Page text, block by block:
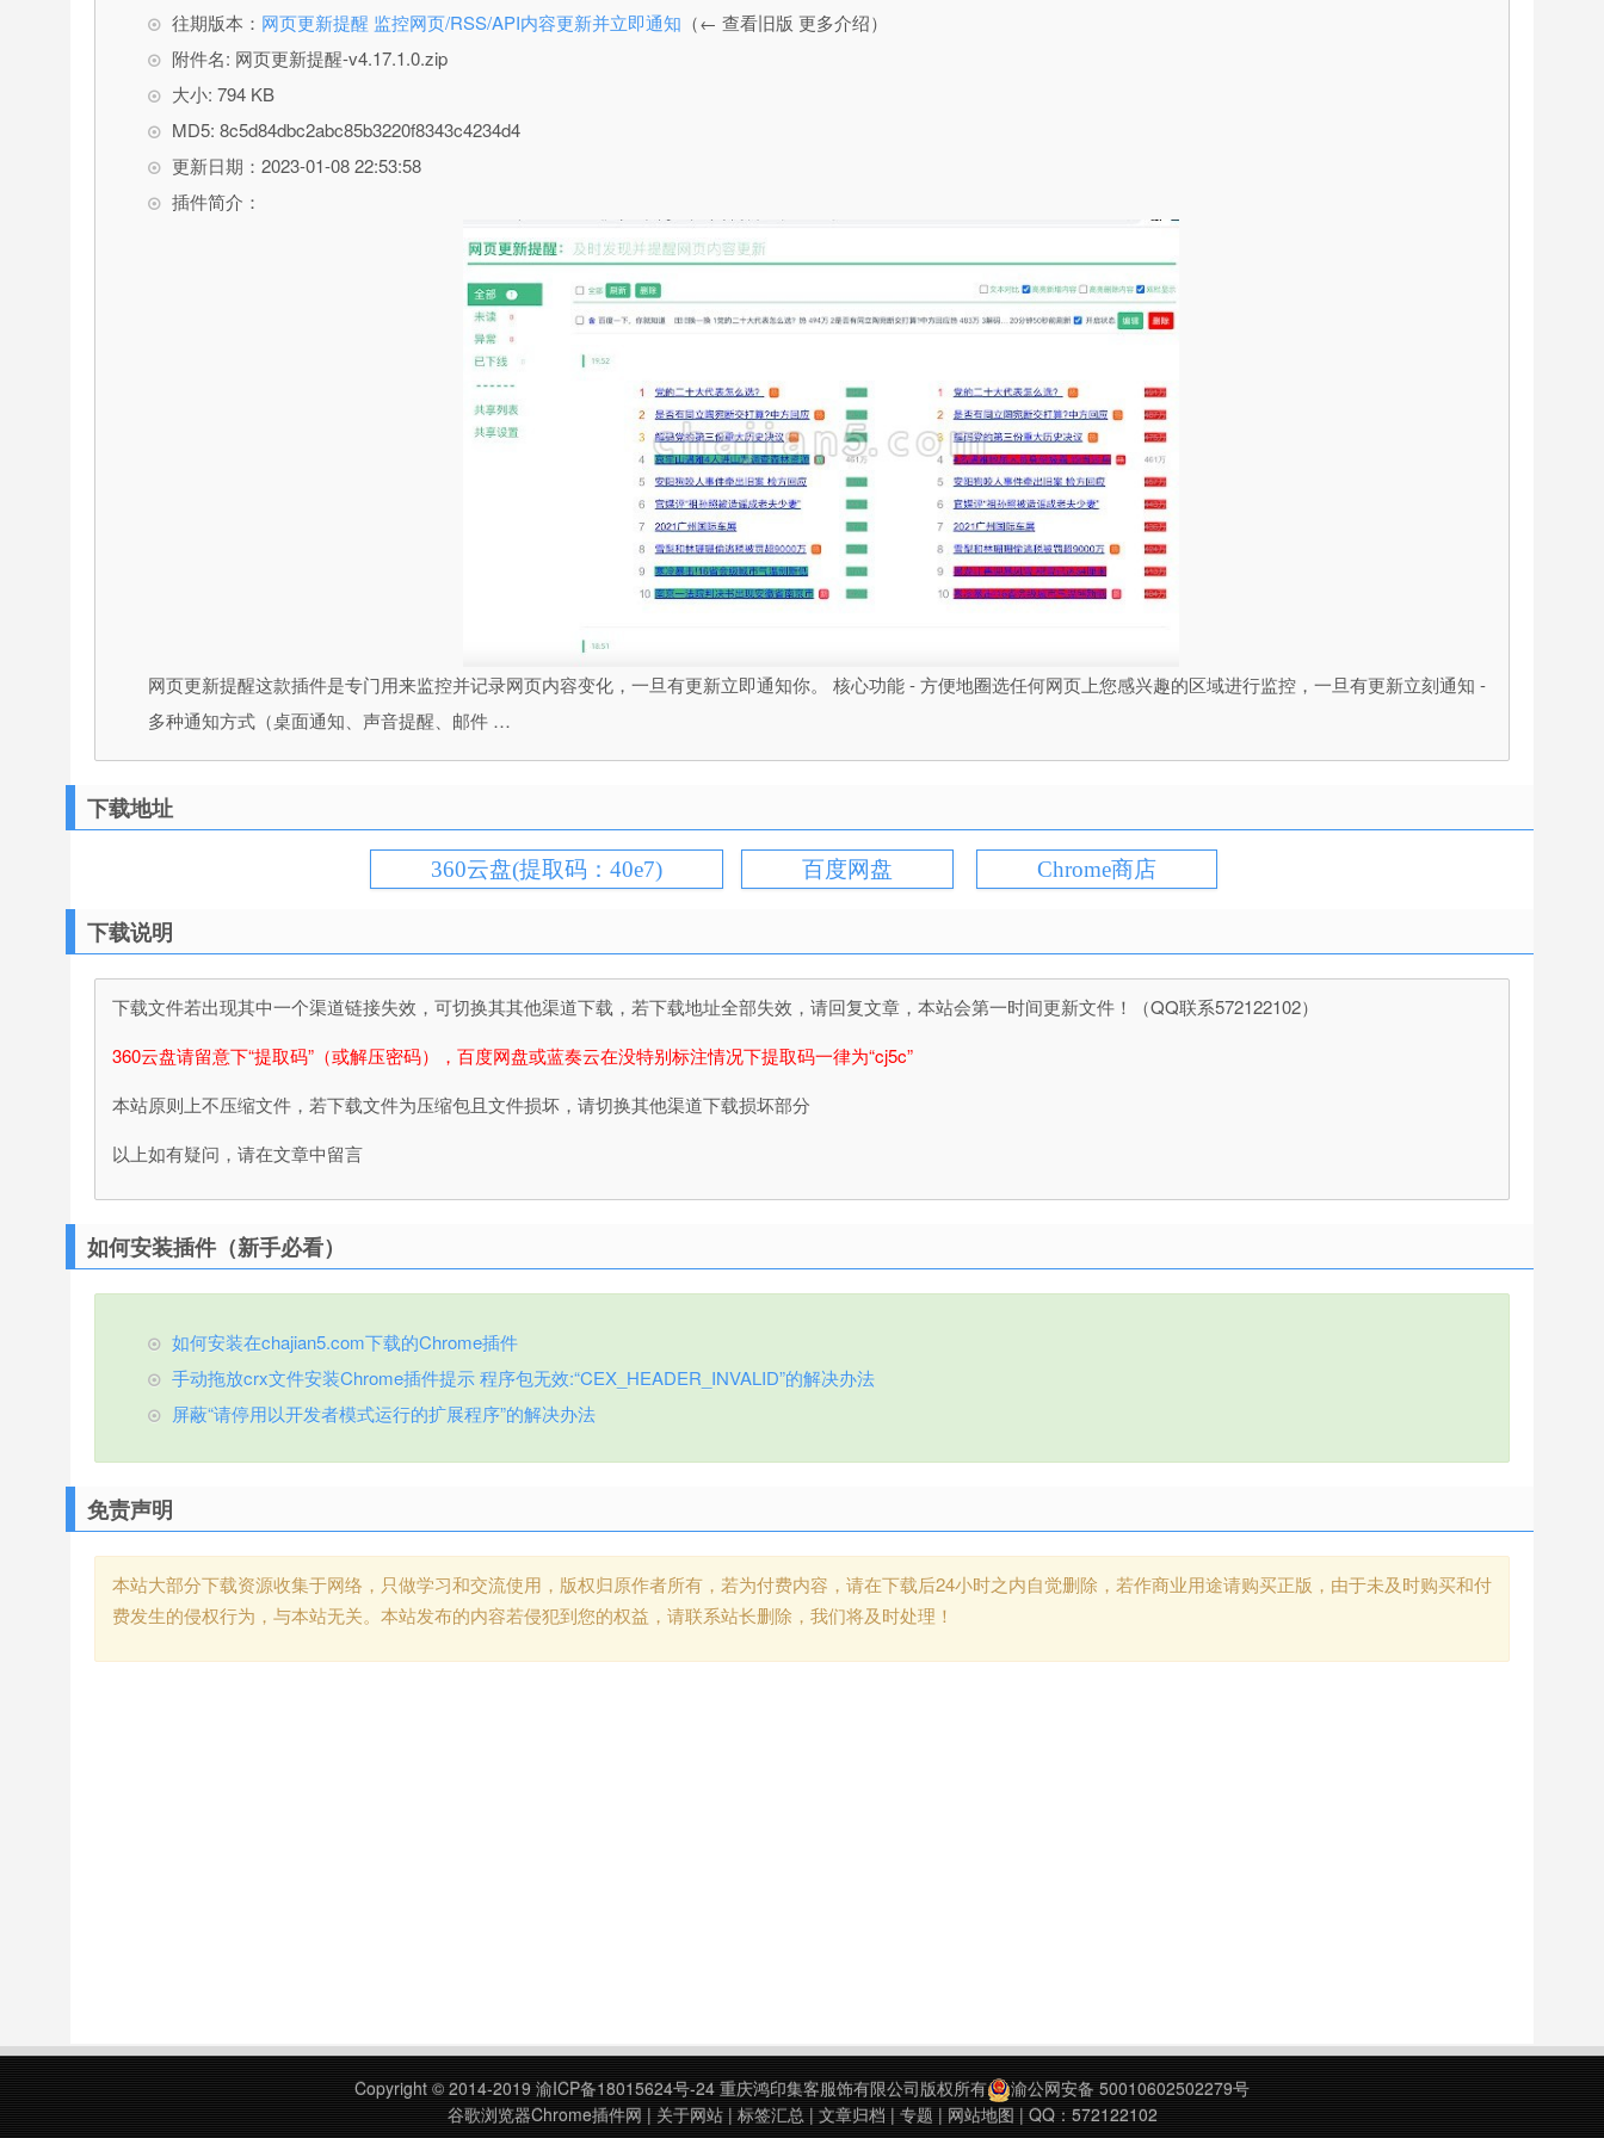
往期版本： 网页更新提醒 监控网页/RSS/API内容更新并立即通知 （← 查看旧版 更多介绍）
附件名: 网页更新提醒-v4.17.1.0.zip
大小: 794 KB
MD5: 8c5d84dbc2abc85b3220f8343c4234d4
更新日期：2023-01-08 22:53:58
插件简介：
网页更新提醒这款插件是专门用来监控并记录网页内容变化，一旦有更新立即通知你。 核心功能 - 方便地圈选任何网页上您感兴趣的区域进行监控，一旦有更新立刻通知 -
多种通知方式（桌面通知、声音提醒、邮件 …
下载地址
360云盘(提取码：40e7) 百度网盘 Chrome商店
下载说明
下载文件若出现其中一个渠道链接失效，可切换其其他渠道下载，若下载地址全部失效，请回复文章，本站会第一时间更新文件！（QQ联系572122102）
360云盘请留意下“提取码”（或解压密码），百度网盘或蓝奏云在没特别标注情况下提取码一律为“cj5c”
本站原则上不压缩文件，若下载文件为压缩包且文件损坏，请切换其他渠道下载损坏部分
以上如有疑问，请在文章中留言
如何安装插件（新手必看）
如何安装在chajian5.com下载的Chrome插件
手动拖放crx文件安装Chrome插件提示 程序包无效:“CEX_HEADER_INVALID”的解决办法
屏蔽“请停用以开发者模式运行的扩展程序”的解决办法
免责声明
本站大部分下载资源收集于网络，只做学习和交流使用，版权归原作者所有，若为付费内容，请在下载后24小时之内自觉删除，若作商业用途请购买正版，由于未及时购买和付
费发生的侵权行为，与本站无关。本站发布的内容若侵犯到您的权益，请联系站长删除，我们将及时处理！
Copyright © 2014-2019 渝ICP备18015624号-24 重庆鸿印集客服饰有限公司版权所有
渝公网安备 50010602502279号
谷歌浏览器Chrome插件网 | 关于网站| 标签汇总| 文章归档 | 专题 | 网站地图 | QQ：572122102